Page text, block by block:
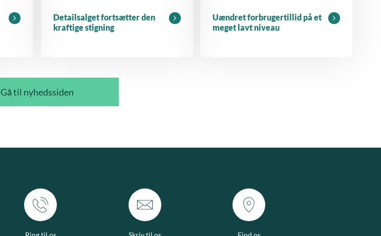
Detailsalget fortsætter den
kraftige stigning
Uændret forbrugertillid på et
meget lavt niveau
Gå til nyhedssiden